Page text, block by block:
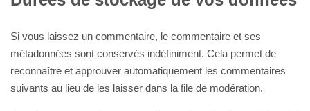
Si vous laissez un commentaire, le commentaire et ses
métadonnées sont conservés indéfiniment. Cela permet de
reconnaître et approuver automatiquement les commentaires
suivants au lieu de les laisser dans la file de modération.